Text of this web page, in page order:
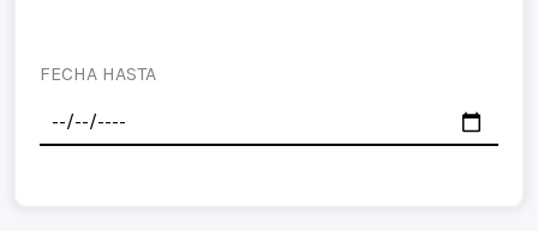
FECHA HASTA